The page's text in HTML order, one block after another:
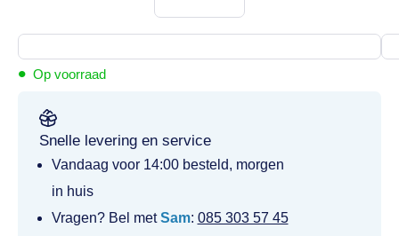
• Op voorraad
Snelle levering en service
Vandaag voor 14:00 besteld, morgen
in huis
Vragen? Bel metSam: 085 303 57 45